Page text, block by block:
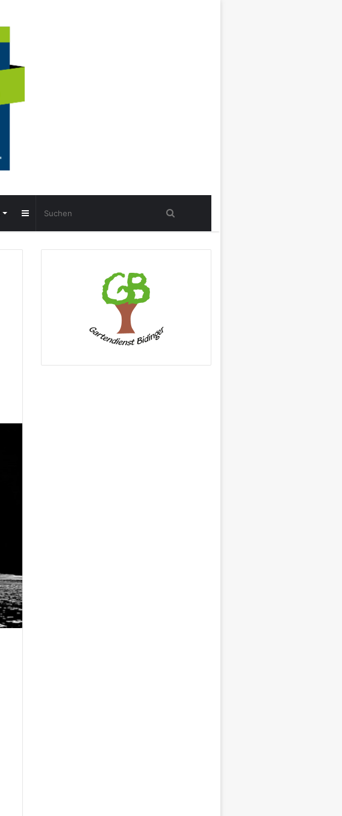
Sidebar